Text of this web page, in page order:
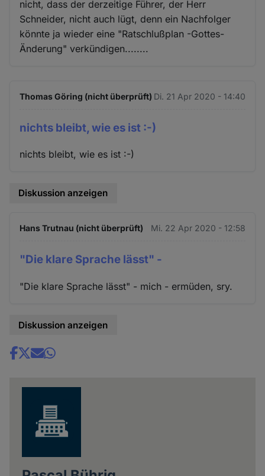
nicht, dass der derzeitige Führer, der Herr
Schneider, nicht auch lügt, denn ein Nachfolger
könnte ja wieder eine "Ratschlußplan -Gottes-
Änderung" verkündigen........
Thomas Göring (nicht überprüft) Di. 21 Apr 2020 - 14:40
nichts bleibt, wie es ist :-)
nichts bleibt, wie es ist :-)
Diskussion anzeigen
Hans Trutnau (nicht überprüft) Mi. 22 Apr 2020 - 12:58
"Die klare Sprache lässt" -
"Die klare Sprache lässt" - mich - ermüden, sry.
Diskussion anzeigen
Share